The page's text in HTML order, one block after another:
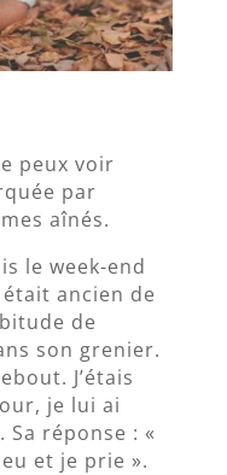
peux voir
par
aînés.
le week-end
ancien de
de
son grenier.
J’étais
je lui ai
Sa réponse : «
et je prie ».